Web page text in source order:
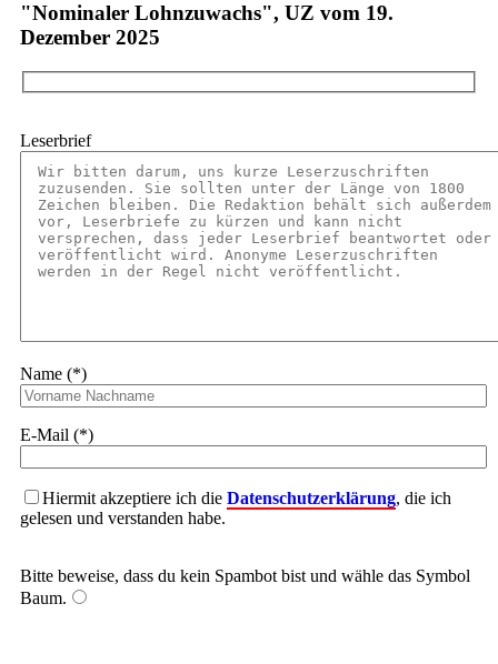
"Nominaler ­Lohnzuwachs", UZ vom 19.
Dezember 2025
Leserbrief
Name (*)
E-Mail (*)
Hiermit akzeptiere ich die Datenschutzerklärung, die ich
gelesen und verstanden habe.
Bitte beweise, dass du kein Spambot bist und wähle das Symbol
Baum.